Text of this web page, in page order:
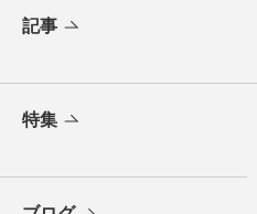
記事
特集